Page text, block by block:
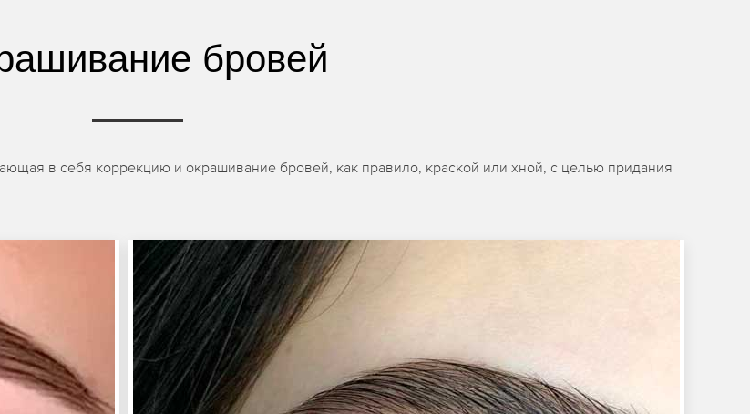
бровей
в себя коррекцию и окрашивание бровей, как правило, краской или хной, с целью придания